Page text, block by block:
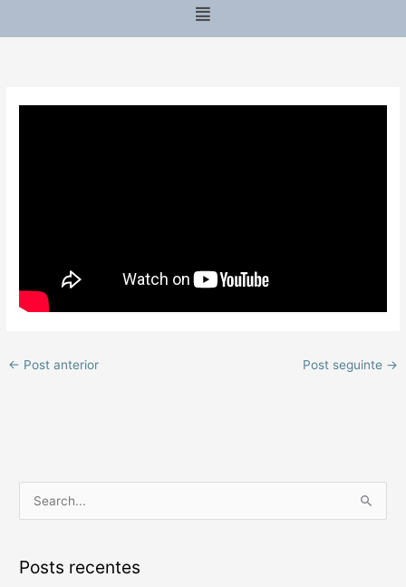
Menu
← Post anterior Post seguinte →
qPosts recentes